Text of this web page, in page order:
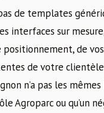
de templates
interfaces sur
de
de votre
n’a pas les mêmes
Agroparc ou qu’un